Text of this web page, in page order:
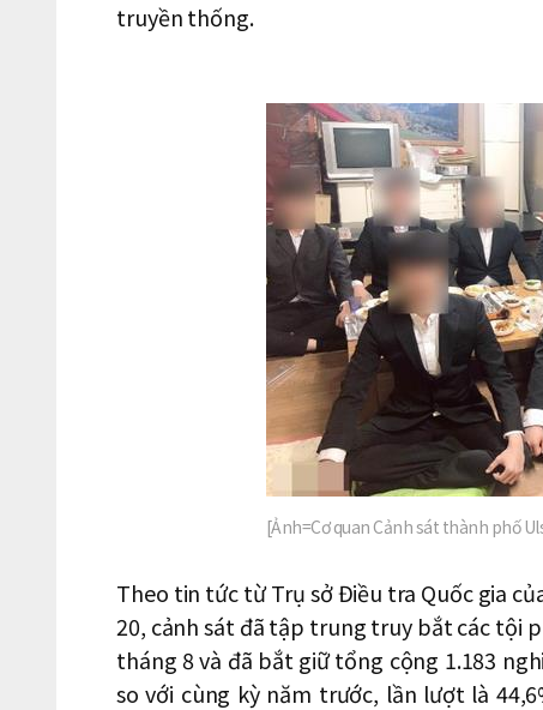
truyền thống.
[Ảnh=Cơ quan Cảnh sát thành phố
Theo tin tức từ Trụ sở Điều tra Quốc gia
20, cảnh sát đã tập trung truy bắt các tội
tháng 8 và đã bắt giữ tổng cộng 1.183
so với cùng kỳ năm trước, lần lượt là